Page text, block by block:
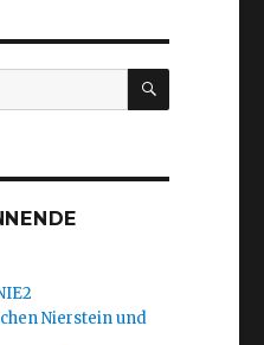
SUCHEN
Nierstein und